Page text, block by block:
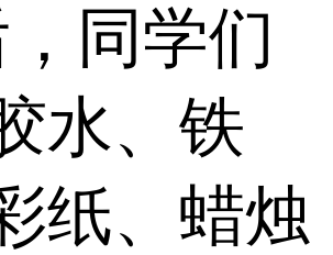
同学们
水、铁
纸、蜡烛